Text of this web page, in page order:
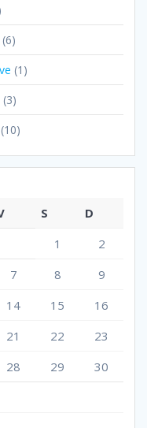
(6)
(1)
(3)
(10)
S
D
1
2
7 8
9
14 15
16
21 22
23
28 29
30